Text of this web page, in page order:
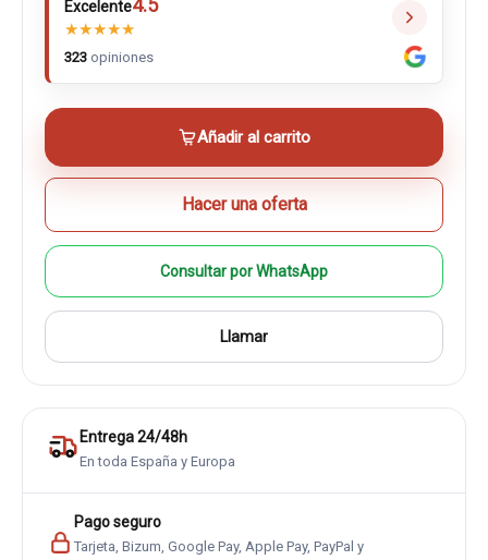
Excelente4.5
★★★★★
323 opiniones
Añadir al carrito
Hacer una oferta
Consultar por WhatsApp
Llamar
Entrega 24/48h
En toda España y Europa
Pago seguro
Tarjeta, Bizum, Google Pay, Apple Pay, PayPal y